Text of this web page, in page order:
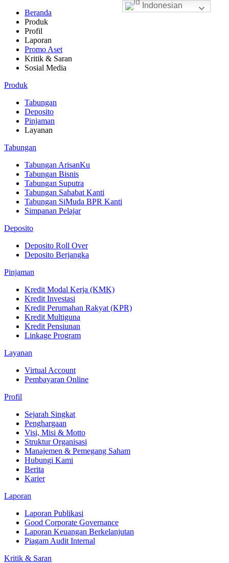
Beranda
Produk
Profil
Laporan
Promo Aset
Kritik & Saran
Sosial Media
Produk
Tabungan
Deposito
Pinjaman
Layanan
Tabungan
Tabungan ArisanKu
Tabungan Bisnis
Tabungan Suputra
Tabungan Sahabat Kanti
Tabungan SiMuda BPR Kanti
Simpanan Pelajar
Deposito
Deposito Roll Over
Deposito Berjangka
Pinjaman
Kredit Modal Kerja (KMK)
Kredit Investasi
Kredit Perumahan Rakyat (KPR)
Kredit Multiguna
Kredit Pensiunan
Linkage Program
Layanan
Virtual Account
Pembayaran Online
Profil
Sejarah Singkat
Penghargaan
Visi, Misi & Motto
Struktur Organisasi
Manajemen & Pemegang Saham
Hubungi Kami
Berita
Karier
Laporan
Laporan Publikasi
Good Corporate Governance
Laporan Keuangan Berkelanjutan
Piagam Audit Internal
Kritik & Saran
Indonesian